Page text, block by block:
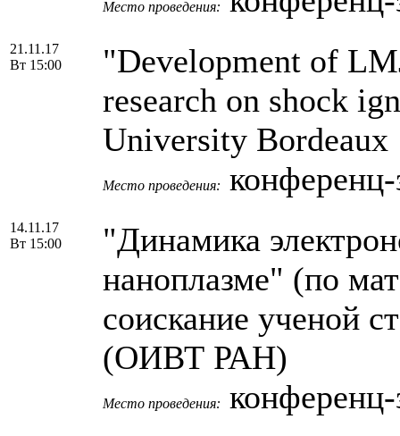
Место проведения:
21.11.17
Вт 15:00
"Development of
research on shock
University Bordeaux
Место проведения:
14.11.17
Вт 15:00
"Динамика
наноплазме" (по
соискание ученой
(ОИВТ РАН)
Место проведения: